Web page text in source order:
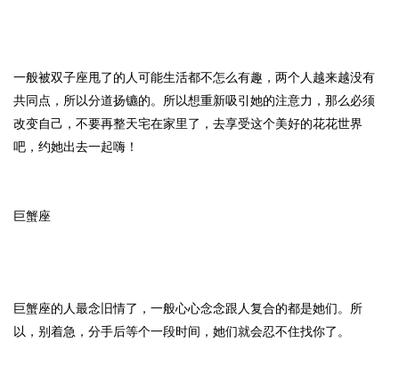
一般被双子座甩了的人可能生活都不怎么有趣，两个人越来越没有
共同点，所以分道扬镳的。所以想重新吸引她的注意力，那么必须
改变自己，不要再整天宅在家里了，去享受这个美好的花花世界
吧，约她出去一起嗨！
巨蟹座
巨蟹座的人最念旧情了，一般心心念念跟人复合的都是她们。所
以，别着急，分手后等个一段时间，她们就会忍不住找你了。